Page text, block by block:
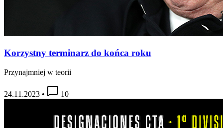
Korzystny terminarz do końca roku
Przynajmniej w teorii
24.11.2023 • 10